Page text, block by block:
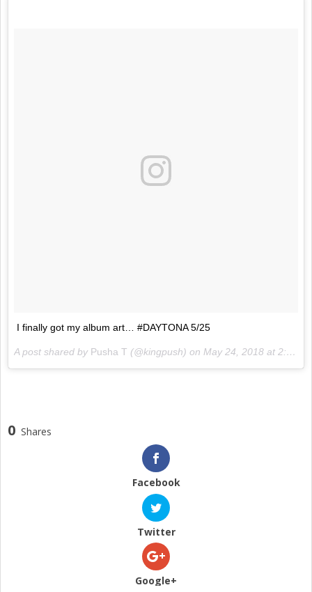
I finally got my album art… #DAYTONA 5/25
A post shared by Pusha T (@kingpush) on May 24, 2018 at 2:03pm PDT
0 Shares
Facebook
Twitter
Google+